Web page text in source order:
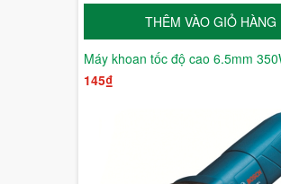
THÊM VÀO GIỎ HÀNG
145₫